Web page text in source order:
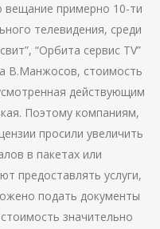
вещание примерно 10-ти
телевидения, среди
“Орбита сервис TV”
В.Манжосов, стоимость
действующим
Поэтому компаниям,
просили увеличить
в пакетах или
предоставлять услуги,
подать документы
значительно